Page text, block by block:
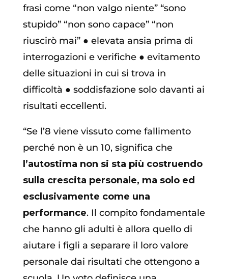
frasi come “non valgo niente” “sono
stupido” “non sono capace” “non
riuscirò mai” ● elevata ansia prima di
interrogazioni e verifiche ● evitamento
delle situazioni in cui si trova in
difficoltà ● soddisfazione solo davanti ai
risultati eccellenti.
“Se l’8 viene vissuto come fallimento
perché non è un 10, significa che
l’autostima non si sta più costruendo
sulla crescita personale, ma solo ed
esclusivamente come una
performance. Il compito fondamentale
che hanno gli adulti è allora quello di
aiutare i figli a separare il loro valore
personale dai risultati che ottengono a